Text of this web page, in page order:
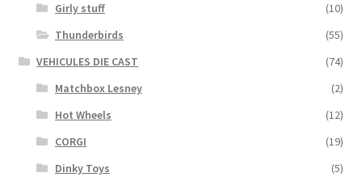
Girly stuff
(10)
Thunderbirds
(55)
VEHICULES DIE CAST
(74)
Matchbox Lesney
(2)
Hot Wheels
(12)
CORGI
(19)
Dinky Toys
(5)